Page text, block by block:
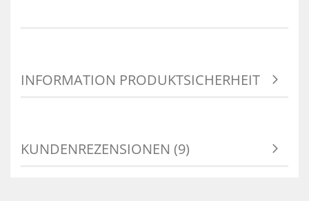
INFORMATION PRODUKTSICHERHEIT
KUNDENREZENSIONEN (9)